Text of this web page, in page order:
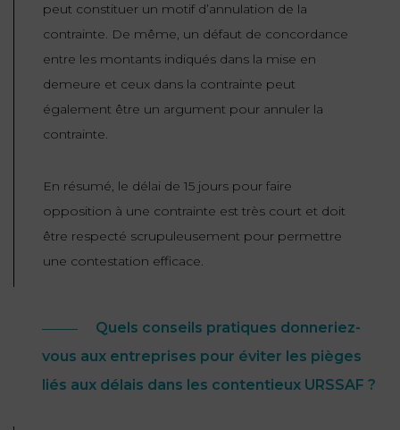
peut constituer un motif d’annulation de la
contrainte. De même, un défaut de concordance
entre les montants indiqués dans la mise en
demeure et ceux dans la contrainte peut
également être un argument pour annuler la
contrainte.
En résumé, le délai de 15 jours pour faire
opposition à une contrainte est très court et doit
être respecté scrupuleusement pour permettre
une contestation efficace.
Quels conseils pratiques donneriez-
vous aux entreprises pour éviter les pièges
liés aux délais dans les contentieux URSSAF ?